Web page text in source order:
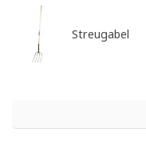
Streugabel